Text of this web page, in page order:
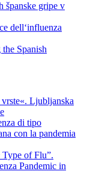
španske gripe v
dell‘influenza
Spanish
Ljubljanska
di tipo
con la pandemia
Type of Flu”.
Pandemic in